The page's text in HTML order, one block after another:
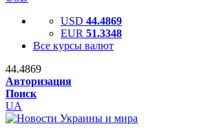
USD 44.4869
EUR 51.3348
Все курсы валют
44.4869
Авторизация
Поиск
UA